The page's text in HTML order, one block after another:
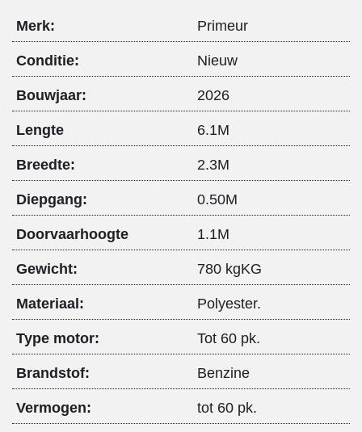
Merk: Primeur
Conditie: Nieuw
Bouwjaar: 2026
Lengte 6.1M
Breedte: 2.3M
Diepgang: 0.50M
Doorvaarhoogte 1.1M
Gewicht: 780 kgKG
Materiaal: Polyester.
Type motor: Tot 60 pk.
Brandstof: Benzine
Vermogen: tot 60 pk.